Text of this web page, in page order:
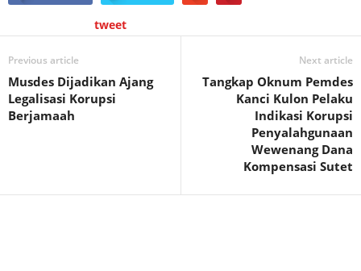
tweet
Previous article
Musdes Dijadikan Ajang
Legalisasi Korupsi
Berjamaah
Next article
Tangkap Oknum Pemdes
Kanci Kulon Pelaku
Indikasi Korupsi
Penyalahgunaan
Wewenang Dana
Kompensasi Sutet